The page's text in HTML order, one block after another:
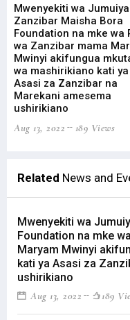
Mwenyekiti wa
Zanzibar Maisha Bora
Foundation na mke wa
wa Zanzibar mama
Mwinyi akifungua
wa mashirikiano kati ya
Asasi za Zanzibar na
Marekani amesema
ushirikiano
Aug 13, 2022
189 Views
Related News and
Mwenyekiti wa
Foundation na mke
Maryam Mwinyi
kati ya Asasi za
ushirikiano
Aug 13, 2022 189